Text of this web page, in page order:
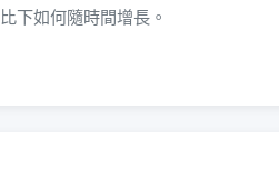
下如何隨時間增長。